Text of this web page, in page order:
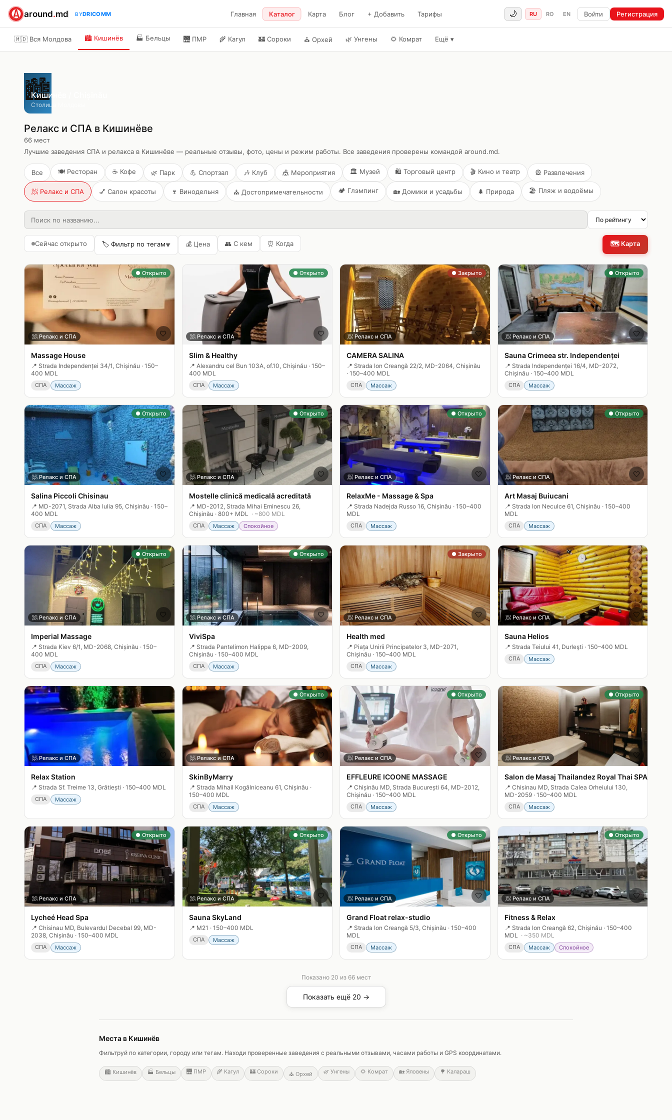
around.md BYDRICOMM Главная Каталог Карта Блог + Добавить Тарифы 🌙 RU RO EN Войти Регистрация
🇲🇩 Вся Молдова 🏙️ Кишинёв 🏭 Бельцы 🌉 ПМР 🌾 Кагул 🏰 Сороки ⛪ Орхей 🌿 Унгены 🌻 Комрат Ещё ▾
🏙️
Кишинёв / Chișinău
Столица Молдовы
Релакс и СПА в Кишинёве
66 мест
Лучшие заведения СПА и релакса в Кишинёве — реальные отзывы, фото, цены и режим работы. Все заведения проверены командой around.md.
Все 🍽️ Ресторан ☕ Кофе 🌿 Парк 💪 Спортзал 🎶 Клуб 🎪 Мероприятия 🏛️ Музей 🛍️ Торговый центр 🎬 Кино и театр 🎡 Развлечения
🧖 Релакс и СПА 💅 Салон красоты 🍷 Винодельня ⛪ Достопримечательности 🏕️ Глэмпинг 🏡 Домики и усадьбы 🌲 Природа 🏖️ Пляж и водоёмы
Сейчас открыто 🏷️ Фильтр по тегам▼ 💰 Цена 👥 С кем ⏰ Когда 🗺️ Карта
● Открыто
🧖 Релакс и СПА 🤍
Massage House
📍 Strada Independenței 34/1, Chișinău · 150–
400 MDL
СПА Массаж
● Открыто
🧖 Релакс и СПА 🤍
Slim & Healthy
📍 Alexandru cel Bun 103A, of.10, Chișinău · 150–
400 MDL
СПА Массаж
● Закрыто
🧖 Релакс и СПА 🤍
CAMERA SALINA
📍 Strada Ion Creangă 22/2, MD-2064, Chișinău
· 150–400 MDL
СПА Массаж
● Открыто
🧖 Релакс и СПА 🤍
Sauna Crimeea str. Independenței
📍 Strada Independenței 16/4, MD-2072,
Chișinău · 150–400 MDL
СПА Массаж
● Открыто
🧖 Релакс и СПА 🤍
Salina Piccoli Chisinau
📍 MD-2071, Strada Alba Iulia 95, Chișinău · 150–
400 MDL
СПА Массаж
● Открыто
🧖 Релакс и СПА 🤍
Mostelle clinică medicală acreditată
📍 MD-2012, Strada Mihai Eminescu 26,
Chișinău · 800+ MDL · ~800 MDL
СПА Массаж Спокойное
● Открыто
🧖 Релакс и СПА 🤍
RelaxMe - Massage & Spa
📍 Strada Nadejda Russo 16, Chișinău · 150–400
MDL
СПА Массаж
● Открыто
🧖 Релакс и СПА 🤍
Art Masaj Buiucani
📍 Strada Ion Neculce 61, Chișinău · 150–400
MDL
СПА Массаж
● Открыто
🧖 Релакс и СПА 🤍
Imperial Massage
📍 Strada Kiev 6/1, MD-2068, Chișinău · 150–
400 MDL
СПА Массаж
● Открыто
🧖 Релакс и СПА 🤍
ViviSpa
📍 Strada Pantelimon Halippa 6, MD-2009,
Chișinău · 150–400 MDL
СПА Массаж
● Закрыто
🧖 Релакс и СПА 🤍
Health med
📍 Piața Unirii Principatelor 3, MD-2071,
Chișinău · 150–400 MDL
СПА Массаж
🧖 Релакс и СПА 🤍
Sauna Helios
📍 Strada Teiului 41, Durleşti · 150–400 MDL
СПА Массаж
🧖 Релакс и СПА 🤍
Relax Station
📍 Strada Sf. Treime 13, Grătiești · 150–400 MDL
СПА Массаж
● Открыто
🧖 Релакс и СПА 🤍
SkinByMarry
📍 Strada Mihail Kogălniceanu 61, Chișinău ·
150–400 MDL
СПА Массаж
● Открыто
🧖 Релакс и СПА 🤍
EFFLEURE ICOONE MASSAGE
📍 Chișinău MD, Strada București 64, MD-2012,
Chișinău · 150–400 MDL
СПА Массаж
● Открыто
🧖 Релакс и СПА 🤍
Salon de Masaj Thailandez Royal Thai SPA
📍 Chisinau MD, Strada Calea Orheiului 130,
MD-2059· 150–400 MDL
СПА Массаж
● Открыто
🧖 Релакс и СПА
Lycheé Head Spa
📍 Chisinau MD, Bulevardul Decebal 99, MD-
2038, Chișinău · 150–400 MDL
СПА Массаж
● Открыто
🧖 Релакс и СПА 🤍
Sauna SkyLand
📍 M21 · 150–400 MDL
СПА Массаж
● Открыто
🧖 Релакс и СПА 🤍
Grand Float relax-studio
📍 Strada Ion Creangă 5/3, Chișinău · 150–400
MDL
СПА Массаж
● Открыто
🧖 Релакс и СПА 🤍
Fitness & Relax
📍 Strada Ion Creangă 62, Chișinău · 150–400
MDL · ~350 MDL
СПА Массаж Спокойное
Показано 20 из 66 мест
Показать ещё 20 →
Места в Кишинёв
Фильтруй по категории, городу или тегам. Находи проверенные заведения с реальными отзывами, часами работы и GPS координатами.
🏙️ Кишинёв 🏭 Бельцы 🌉 ПМР 🌾 Кагул 🏰 Сороки ⛪ Орхей 🌿 Унгены 🌻 Комрат 🏡 Яловены 🌳 Калараш